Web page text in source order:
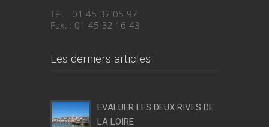
Tél. : 01 45 32 05 97
Fax. : 01 45 32 16 43
Les derniers articles
EVALUER LES DEUX RIVES DE
LA LOIRE